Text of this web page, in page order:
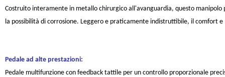
Costruito interamente in metallo chirurgico all'avanguardia, questo
la possibilità di corrosione. Leggero e praticamente indistruttibile, il comfort
Pedale ad alte prestazioni:
Pedale multifunzione con feedback tattile per un controllo proporzionale